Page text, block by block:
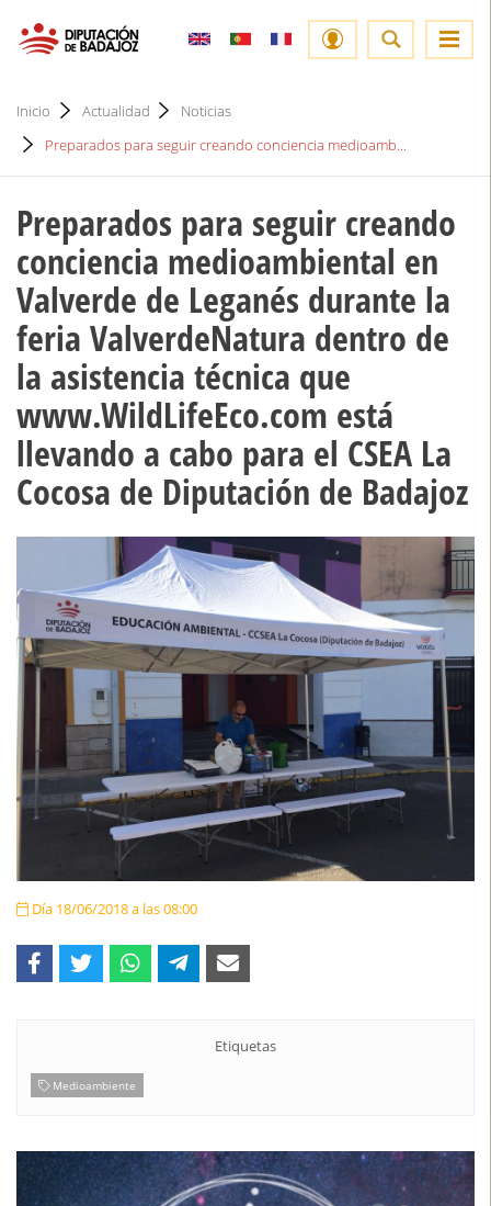
Inicio Actualidad
Noticias
Preparados para seguir creando conciencia medioamb...
Preparados para seguir creando
conciencia medioambiental en
Valverde de Leganés durante la
feria ValverdeNatura dentro de
la asistencia técnica que
www.WildLifeEco.com está
llevando a cabo para el CSEA La
Cocosa de Diputación de Badajoz
Día 18/06/2018 a las 08:00
Etiquetas
Medioambiente